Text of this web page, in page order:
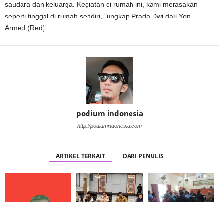
saudara dan keluarga. Kegiatan di rumah ini, kami merasakan
seperti tinggal di rumah sendiri,” ungkap Prada Dwi dari Yon
Armed.(Red)
podium indonesia
http://podiumindonesia.com
ARTIKEL TERKAIT DARI PENULIS